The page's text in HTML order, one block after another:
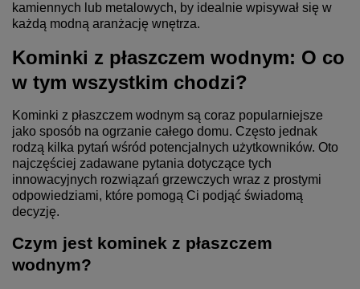
kamiennych lub metalowych, by idealnie wpisywał się w
każdą modną aranżację wnętrza.
Kominki z płaszczem wodnym: O co
w tym wszystkim chodzi?
Kominki z płaszczem wodnym są coraz popularniejsze
jako sposób na ogrzanie całego domu. Często jednak
rodzą kilka pytań wśród potencjalnych użytkowników. Oto
najczęściej zadawane pytania dotyczące tych
innowacyjnych rozwiązań grzewczych wraz z prostymi
odpowiedziami, które pomogą Ci podjąć świadomą
decyzję.
Czym jest kominek z płaszczem
wodnym?